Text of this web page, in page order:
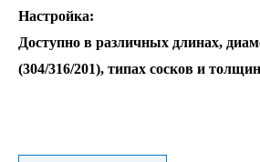
Настройка:
Доступно в различных длинах,
(304/316/201), типах сосков и